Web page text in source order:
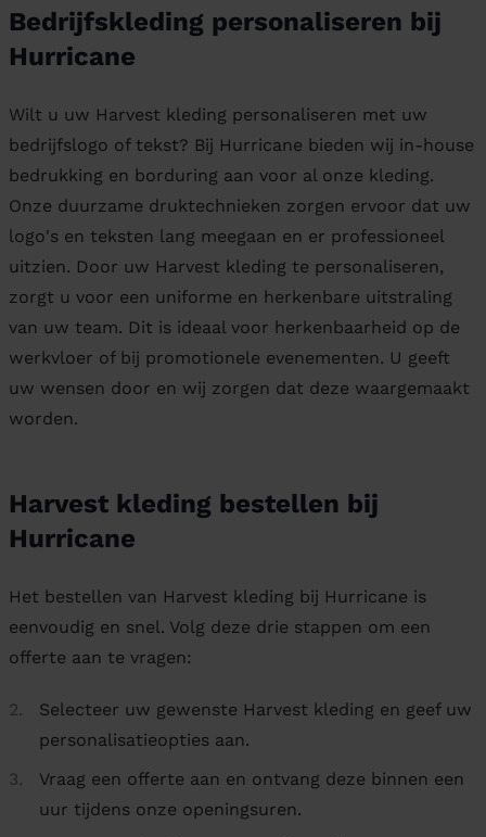
Bedrijfskleding personaliseren bij
Hurricane
Wilt u uw Harvest kleding personaliseren met uw
bedrijfslogo of tekst? Bij Hurricane bieden wij in-house
bedrukking en borduring aan voor al onze kleding.
Onze duurzame druktechnieken zorgen ervoor dat uw
logo's en teksten lang meegaan en er professioneel
uitzien. Door uw Harvest kleding te personaliseren,
zorgt u voor een uniforme en herkenbare uitstraling
van uw team. Dit is ideaal voor herkenbaarheid op de
werkvloer of bij promotionele evenementen. U geeft
uw wensen door en wij zorgen dat deze waargemaakt
worden.
Harvest kleding bestellen bij
Hurricane
Het bestellen van Harvest kleding bij Hurricane is
eenvoudig en snel. Volg deze drie stappen om een
offerte aan te vragen:
Selecteer uw gewenste Harvest kleding en geef uw
personalisatieopties aan.
Vraag een offerte aan en ontvang deze binnen een
uur tijdens onze openingsuren.